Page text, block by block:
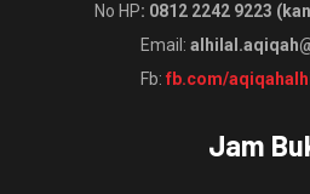
No HP: 0812 2242 9223
Email:
Fb: fb.com/
Jam